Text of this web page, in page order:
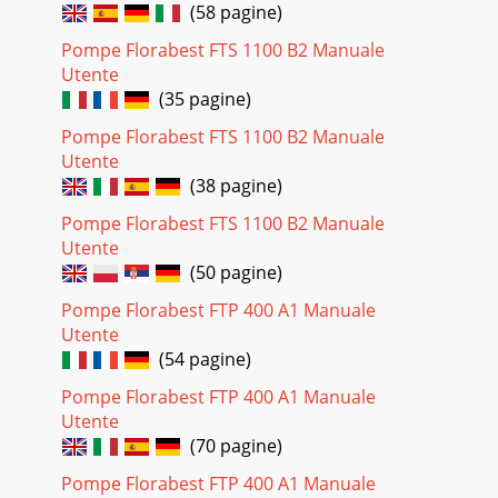
Pagina 33 - General notes on safety
39MTGBGuarantee Notes• This appliance has a 36-month
guar-antee; a shorter 12-month guarantee applies if the
appliance is to be used for commercial p
Pagina 34 - Areas of Application
ES4Instrucciones de seguri-dadEsta sección trata de las
normas de segu-ridad básicas cuando se trabaja con este
aparato.Símbolos en las instrucciones
Pagina 35 - Initial Operation
40MTGBTechnical DataFoul water submersible pump ...FTS
Pagina 36 - Operational start-up
41CHATDESicherheitshinweiseDieser Abschnitt behandelt
die grundle-genden Sicherheitsvorschriften bei der Arbeit
mit der Pumpe.Bildzeichen in der Anlei
Pagina 37 - Instructions
42CHATDEkeiten, Salzwasser, Reinigungsmitteln und
(58 pagine)
Pompe Florabest FTS 1100 B2 Manuale
Utente
(35 pagine)
Pompe Florabest FTS 1100 B2 Manuale
Utente
(38 pagine)
Pompe Florabest FTS 1100 B2 Manuale
Utente
(50 pagine)
Pompe Florabest FTP 400 A1 Manuale
Utente
(54 pagine)
Pompe Florabest FTP 400 A1 Manuale
Utente
(70 pagine)
Pompe Florabest FTP 400 A1 Manuale